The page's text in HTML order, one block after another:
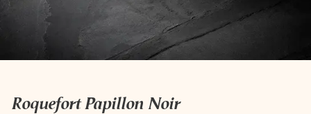
Roquefort Papillon Noir